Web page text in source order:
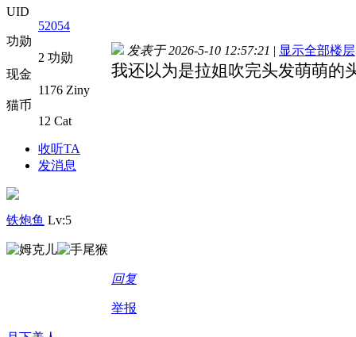
UID
52054
功勋
2 功勋
现金
1176 Ziny
猫币
12 Cat
收听TA
发消息
铁炮鱼 Lv:5
发表于 2026-5-10 12:57:21 | 显示全部楼层
我还以为是拉姐吹完头发萌萌的
回复
举报